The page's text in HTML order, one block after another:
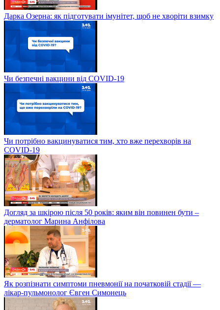
Дарка Озерна: як підготувати імунітет, щоб не хворіти взимку
Чи безпечні вакцини від COVID-19
Чи потрібно вакцинуватися тим, хто вже перехворів на
COVID-19
Догляд за шкірою після 50 років: яким він повинен бути –
дерматолог Марина Анфілова
Як розпізнати симптоми пневмонії на початковій стадії —
лікар-пульмонолог Євген Симонець